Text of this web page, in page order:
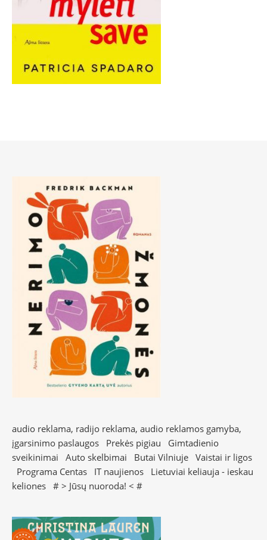
audio reklama, radijo reklama, audio reklamos gamyba,
įgarsinimo paslaugos
Prekės pigiau
Gimtadienio
sveikinimai
Auto skelbimai Butai Vilniuje Vaistai ir ligos
Programa Centas
IT naujienos
Lietuviai keliauja - ieskau
keliones # > Jūsų nuoroda! < #